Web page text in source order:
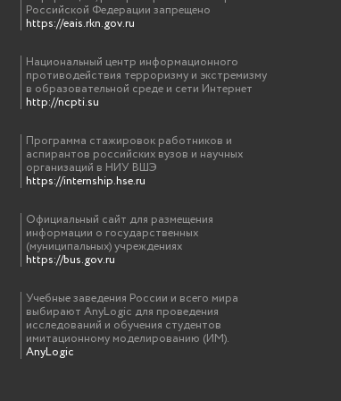
Российской Федерации запрещено
https://eais.rkn.gov.ru
Национальный центр информационного
противодействия терроризму и экстремизму
в образовательной среде и сети Интернет
http://ncpti.su
Программа стажировок работников и
аспирантов российских вузов и научных
организаций в НИУ ВШЭ
https://internship.hse.ru
Официальный сайт для размещения
информации о государственных
(муниципальных) учреждениях
https://bus.gov.ru
Учебные заведения России и всего мира
выбирают AnyLogic для проведения
исследований и обучения студентов
имитационному моделированию (ИМ).
AnyLogic